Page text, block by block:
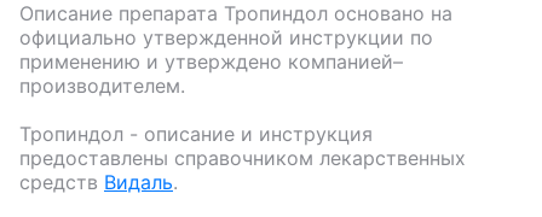
Описание препарата Тропиндол основано на
официально утвержденной инструкции по
применению и утверждено компанией–
производителем.
Тропиндол - описание и инструкция
предоставлены справочником лекарственных
средств Видаль.